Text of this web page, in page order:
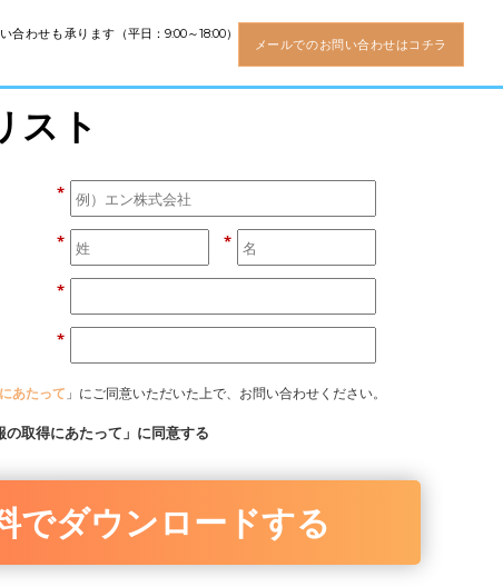
合わせも承ります （平日：9:00～18:00）
メールでのお問い合わせはコチラ
スト
*
* *
*
*
あたって 」にご同意いただいた上で、お問い合わせください。
の取得にあたって」に同意する
でダウンロードする